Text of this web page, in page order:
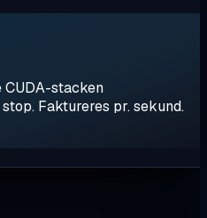
CUDA-stacken
Faktureres pr. sekund.